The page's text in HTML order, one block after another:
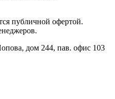
публичной офертой.
дом 244, пав. офис 103